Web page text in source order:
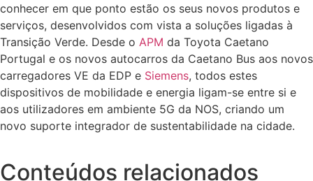
conhecer em que ponto estão os seus novos produtos e
serviços, desenvolvidos com vista a soluções ligadas à
Transição Verde. Desde o APM da Toyota Caetano
Portugal e os novos autocarros da Caetano Bus aos novos
carregadores VE da EDP e Siemens, todos estes
dispositivos de mobilidade e energia ligam-se entre si e
aos utilizadores em ambiente 5G da NOS, criando um
novo suporte integrador de sustentabilidade na cidade.
Conteúdos relacionados